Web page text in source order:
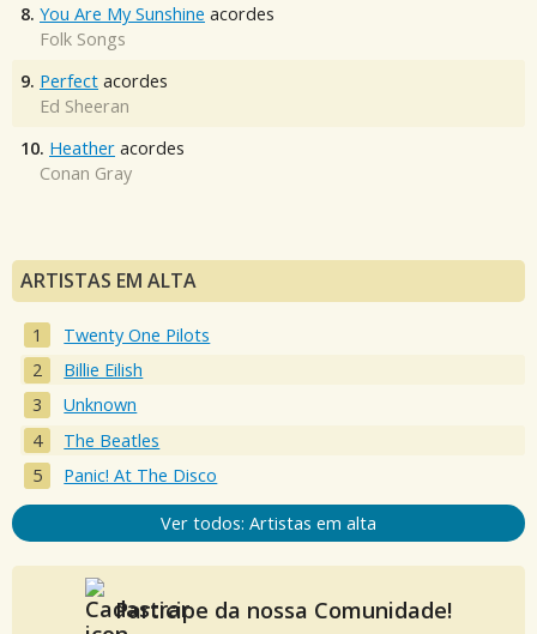
8. You Are My Sunshine acordes
Folk Songs
9. Perfect acordes
Ed Sheeran
10. Heather acordes
Conan Gray
ARTISTAS EM ALTA
Twenty One Pilots
Billie Eilish
Unknown
The Beatles
Panic! At The Disco
Ver todos: Artistas em alta
Participe da nossa Comunidade!